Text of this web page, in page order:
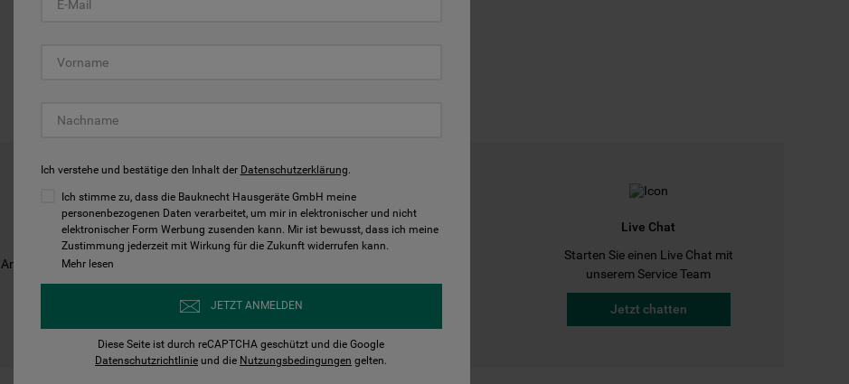
Bedienungsanleitungen
Anleitungen finden und herunterladen
Kontakt
Live Chat
Starten Sie einen Live Chat mit
unserem Service Team
Jetzt chatten
Ich verstehe und bestätige den Inhalt der Datenschutzerklärung.
Ich stimme zu, dass die Bauknecht Hausgeräte GmbH meine
personenbezogenen Daten verarbeitet, um mir in elektronischer und nicht
elektronischer Form Werbung zusenden kann. Mir ist bewusst, dass ich meine
Zustimmung jederzeit mit Wirkung für die Zukunft widerrufen kann.
Mehr lesen
JETZT ANMELDEN
Diese Seite ist durch reCAPTCHA geschützt und die Google
Datenschutzrichtlinie und die Nutzungsbedingungen gelten.